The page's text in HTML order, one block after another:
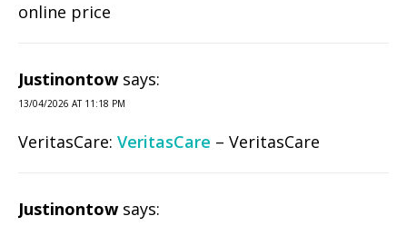
online price
Justinontow says:
13/04/2026 AT 11:18 PM
VeritasCare: VeritasCare – VeritasCare
Justinontow says: